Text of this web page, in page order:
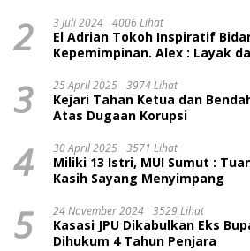
2 3 Juli 2024 4006 Lihat
El Adrian Tokoh Inspiratif
Kepemimpinan. Alex : Layak
3 25 April 2025 3974 Lihat
Kejari Tahan Ketua dan
Atas Dugaan Korupsi
4 30 April 2025 3571 Lihat
Miliki 13 Istri, MUI Sumut :
Kasih Sayang Menyimpang
5 24 November 2024 3529 Lihat
Kasasi JPU Dikabulkan Eks
Dihukum 4 Tahun Penjara